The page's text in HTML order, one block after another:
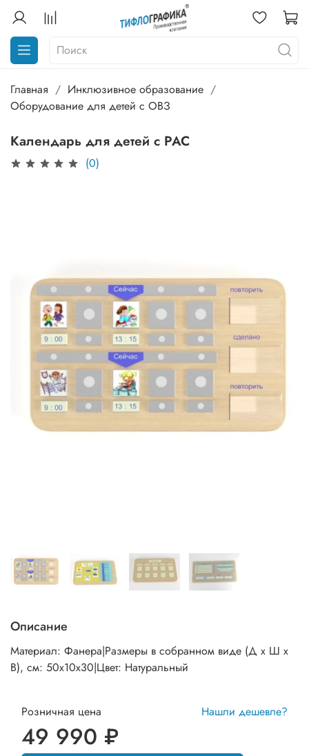
Главная
Инклюзивное образование
Оборудование для детей с ОВЗ
Календарь для детей с РАС
(0)
Описание
Материал: Фанера|Размеры в собранном виде (Д х Ш х
В), см: 50х10х30|Цвет: Натуральный
Розничная цена Нашли дешевле?
49 990 ₽